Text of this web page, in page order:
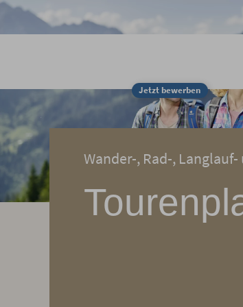
Jetzt bewerben
Wander-, Rad-,